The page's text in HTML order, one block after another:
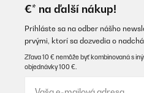
€* na ďalší nákup!
Prihláste sa na odber nášho
prvými, ktorí sa dozvedia o
Zľava 10 € nemôže byť kombinovaná s
objednávky 100 €.